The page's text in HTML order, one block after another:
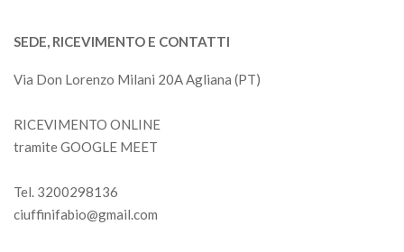
SEDE, RICEVIMENTO E CONTATTI
Via Don Lorenzo Milani 20A Agliana (PT)
RICEVIMENTO ONLINE
tramite GOOGLE MEET
Tel. 3200298136
ciuffinifabio@gmail.com